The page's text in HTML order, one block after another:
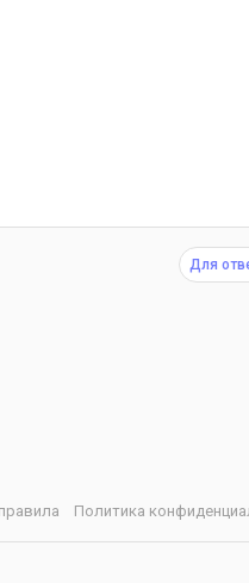
Для
Политика